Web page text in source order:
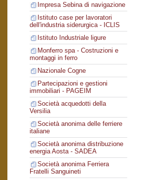
Impresa Sebina di navigazione
Istituto case per lavoratori
dell'industria siderurgica - ICLIS
Istituto Industriale ligure
Monferro spa - Costruzioni e
montaggi in ferro
Nazionale Cogne
Partecipazioni e gestioni
immobiliari - PAGEIM
Società acquedotti della
Versilia
Società anonima delle ferriere
italiane
Società anonima distribuzione
energia Aosta - SADEA
Società anonima Ferriera
Fratelli Sanguineti